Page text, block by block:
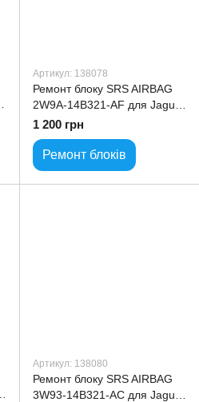
Артикул: 138078
Ремонт блоку SRS AIRBAG
2W9A-14B321-AF для Jaguar
XJ
1 200 грн
Ремонт блоків
Артикул: 138080
Ремонт блоку SRS AIRBAG
3W93-14B321-AC для Jaguar